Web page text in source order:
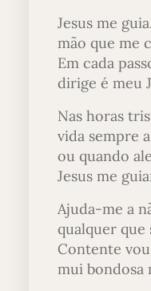
Jesus me
mão que me
Em cada
dirige é meu
Nas horas
vida sempre
ou quando
Jesus me
Ajuda-me a
qualquer que
Contente
mui bondosa